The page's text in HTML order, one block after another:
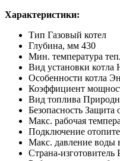
Характеристики:
Тип Газовый котел
Глубина, мм 430
Мин. температура
Вид установки
Особенности котла
Коэффициент
Вид топлива
Безопасность Защита
Макс. рабочая
Подключение
Макс. давление воды
Страна-изготовитель